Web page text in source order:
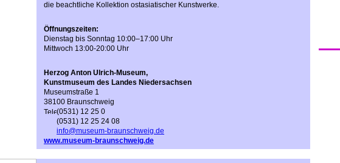
die beachtliche Kollektion ostasiatischer Kunstwerke.
Öffnungszeiten:
Dienstag bis Sonntag 10:00–17:00 Uhr
Mittwoch 13:00-20:00 Uhr
Herzog Anton Ulrich-Museum,
Kunstmuseum des Landes Niedersachsen
Museumstraße 1
38100 Braunschweig
(0531) 12 25 0
(0531) 12 25 24 08
info@museum-braunschweig.de
www.museum-braunschweig.de